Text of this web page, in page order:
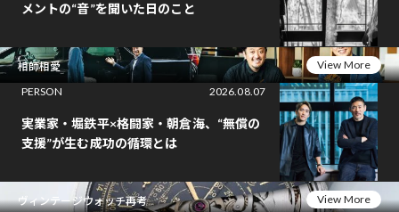
メントの“音”を聞いた日のこと
相師相愛
View More
PERSON
2026.08.07
実業家・堀鉄平×格闘家・朝倉海、“無償の
支援”が生む成功の循環とは
ヴィンテージウォッチ再考
View More